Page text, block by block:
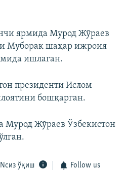
ярмида Мурод Жўраев
Муборак шаҳар ижроия
ишлаган.
президенти Ислом
бошқарган.
Мурод Жўраев Ўзбекистон
ўқиш Follow us